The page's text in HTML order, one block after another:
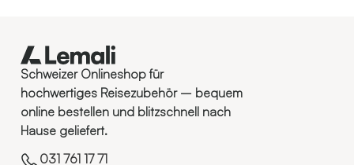
Schweizer Onlineshop für
hochwertiges Reisezubehör – bequem
online bestellen und blitzschnell nach
Hause geliefert.
031 761 17 71